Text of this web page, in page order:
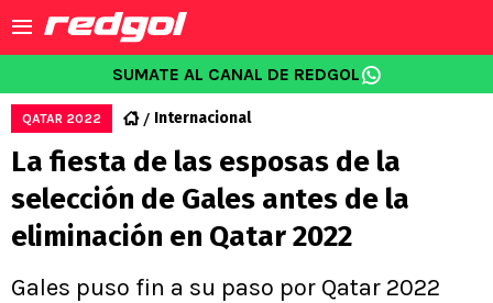
SUMATE AL CANAL DE REDGOL
QATAR 2022 Internacional
La fiesta de las esposas de la
selección de Gales antes de la
eliminación en Qatar 2022
Gales puso fin a su paso por Qatar 2022